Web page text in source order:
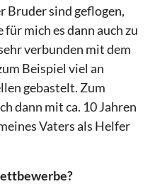
Bruder sind geflogen,
für mich es dann auch zu
verbunden mit dem
Beispiel viel an
gebastelt. Zum
dann mit ca. 10 Jahren
Vaters als Helfer